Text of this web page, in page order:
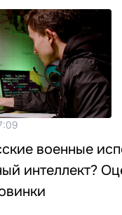
военные
интеллект?